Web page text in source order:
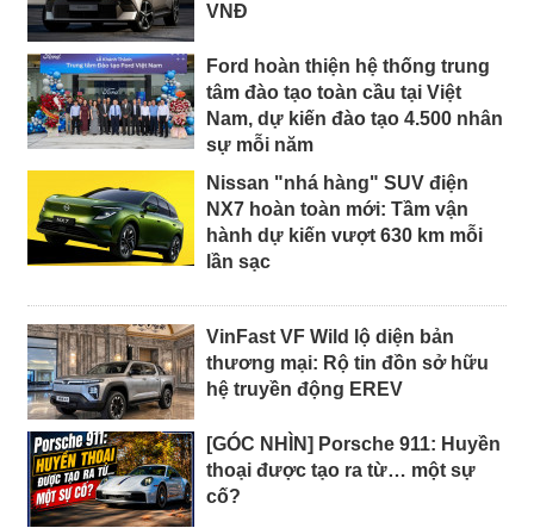
VNĐ
Ford hoàn thiện hệ thống trung
tâm đào tạo toàn cầu tại Việt
Nam, dự kiến đào tạo 4.500 nhân
sự mỗi năm
Nissan "nhá hàng" SUV điện
NX7 hoàn toàn mới: Tầm vận
hành dự kiến vượt 630 km mỗi
lần sạc
VinFast VF Wild lộ diện bản
thương mại: Rộ tin đồn sở hữu
hệ truyền động EREV
[GÓC NHÌN] Porsche 911: Huyền
thoại được tạo ra từ… một sự
cố?